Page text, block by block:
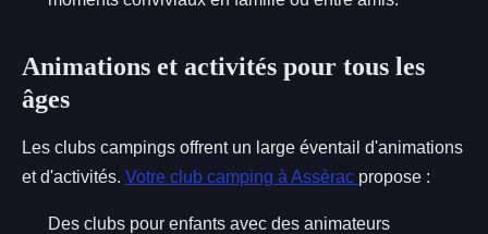
Animations et activités pour tous les
âges
Les clubs campings offrent un large éventail d'animations
et d'activités. Votre club camping à Assèrac propose :
Des clubs pour enfants avec des animateurs